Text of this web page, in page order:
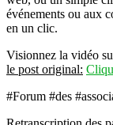
événements ou aux
en un clic.
Visionnez la vidéo
le post original:
#Forum #des